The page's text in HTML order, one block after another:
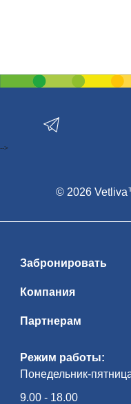
Режим работы:
Понедельник-
9.00 - 18.00
Забронировать
Компания
Партнерам
© 2026
-->